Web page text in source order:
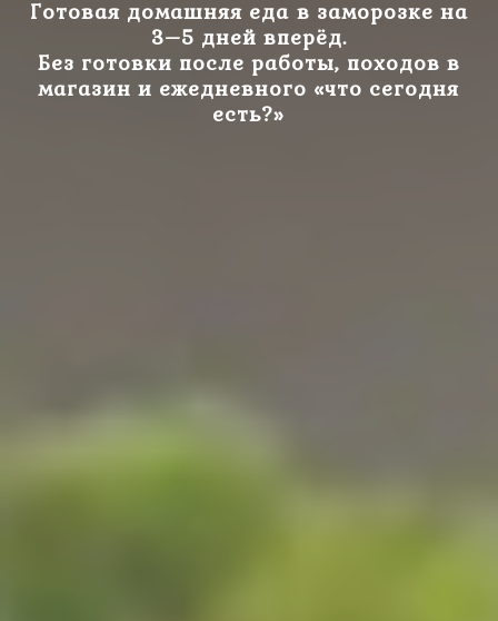
Готовая домашняя еда в заморозке на
3–5 дней вперёд.
Без готовки после работы, походов в
магазин и ежедневного «что сегодня
есть?»